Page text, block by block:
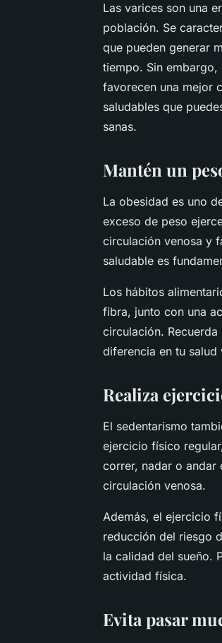
Las varices son una
población. Se
que pueden generar
tiempo. Sin
favorecen una mejor
saludables que
sanas.
Mantén un
La obesidad es uno
exceso de peso
circulación venosa y
saludable es
Los hábitos
fibra, junto con una
circulación.
diferencia en tu salud
Realiza
El sedentarismo
ejercicio físico
correr, nadar o andar
circulación venosa.
Además, el ejercicio
reducción del riesgo
la calidad del sueño.
actividad física.
Evita pasar